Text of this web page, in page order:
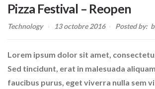
Pizza Festival – Reopen
Technology 13 octobre 2016 Posted by:
Lorem ipsum dolor sit amet,
Sed tincidunt, erat in malesuada
faucibus purus, eget viverra nulla sem